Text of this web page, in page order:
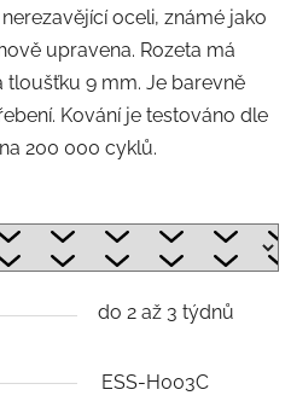
oceli, známé jako
upravena. Rozeta má
9 mm. Je barevně
Kování je testováno dle
200 000 cyklů.
do 2 až 3 týdnů
ESS-H003C